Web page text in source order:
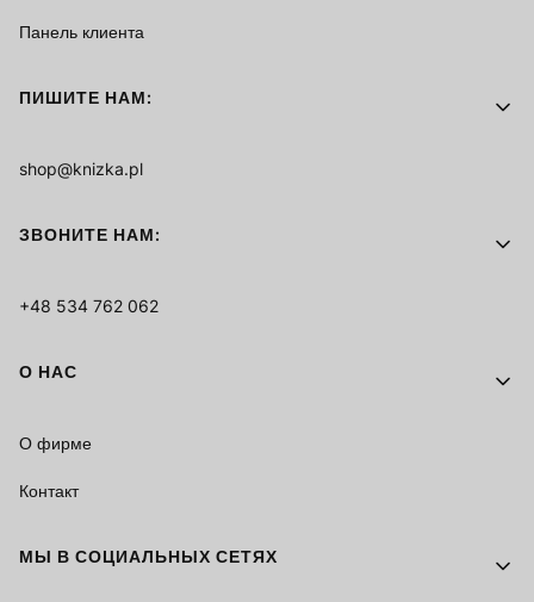
Панель клиента
ПИШИТЕ НАМ:
shop@knizka.pl
ЗВОНИТЕ НАМ:
+48 534 762 062
О НАС
О фирме
Контакт
МЫ В СОЦИАЛЬНЫХ СЕТЯХ